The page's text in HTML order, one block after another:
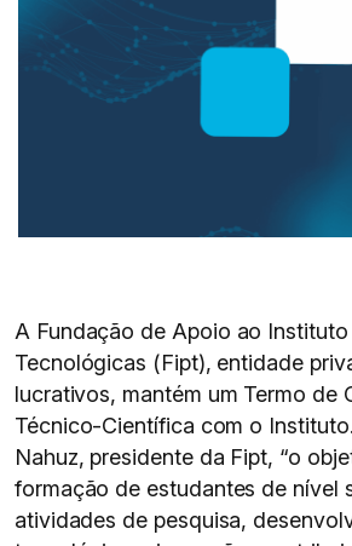
A Fundação de Apoio ao
Tecnológicas (Fipt), entidade
lucrativos, mantém um Termo de
Técnico-Científica com o
Nahuz, presidente da Fipt, “o
formação de estudantes de nível
atividades de pesquisa,